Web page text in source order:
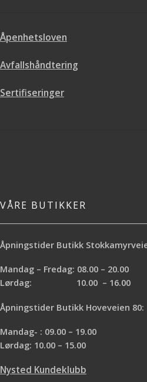
Åpenhetsloven
Avfallshåndtering
Sertifiseringer
VÅRE BUTIKKER
Åpningstider Butikk
Mandag – Fredag: 08.00 – 20.00
Lørdag: 10.00 – 16.00
Åpningstider Butikk Hoveveien 80:
Mandag- : 09.00 – 19.00
Lørdag: 10.00 – 15.00
Nysted Kundeklubb